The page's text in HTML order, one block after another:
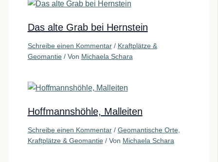
Das alte Grab bei Hernstein
Schreibe einen Kommentar / Kraftplätze &
Geomantie/ Von Michaela Schara
Hoffmannshöhle, Malleiten
Schreibe einen Kommentar / Geomantische Orte,
Kraftplätze & Geomantie/ Von Michaela Schara